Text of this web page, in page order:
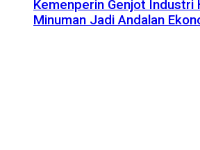
Kemenperin Genjot Industri
Minuman Jadi Andalan